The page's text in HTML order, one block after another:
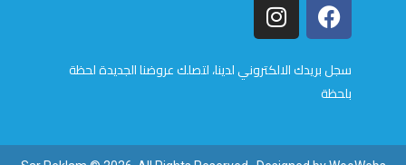
سجل بريدك الالكتروني لدينا، لتصلك عروضنا الجديدة لحظة
بلحظة